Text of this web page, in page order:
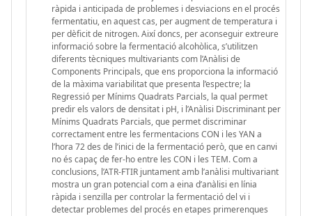
ràpida i anticipada de problemes i desviacions en el procés
fermentatiu, en aquest cas, per augment de temperatura i
per dèficit de nitrogen. Així doncs, per aconseguir extreure
informació sobre la fermentació alcohòlica, s’utilitzen
diferents tècniques multivariants com l’Anàlisi de
Components Principals, que ens proporciona la informació
de la màxima variabilitat que presenta l’espectre; la
Regressió per Mínims Quadrats Parcials, la qual permet
predir els valors de densitat i pH, i l’Anàlisi Discriminant per
Mínims Quadrats Parcials, que permet discriminar
correctament entre les fermentacions CON i les YAN a
l’hora 72 des de l’inici de la fermentació però, que en canvi
no és capaç de fer-ho entre les CON i les TEM. Com a
conclusions, l’ATR-FTIR juntament amb l’anàlisi multivariant
mostra un gran potencial com a eina d’anàlisi en línia
ràpida i senzilla per controlar la fermentació del vi i
detectar problemes del procés en etapes primerenques